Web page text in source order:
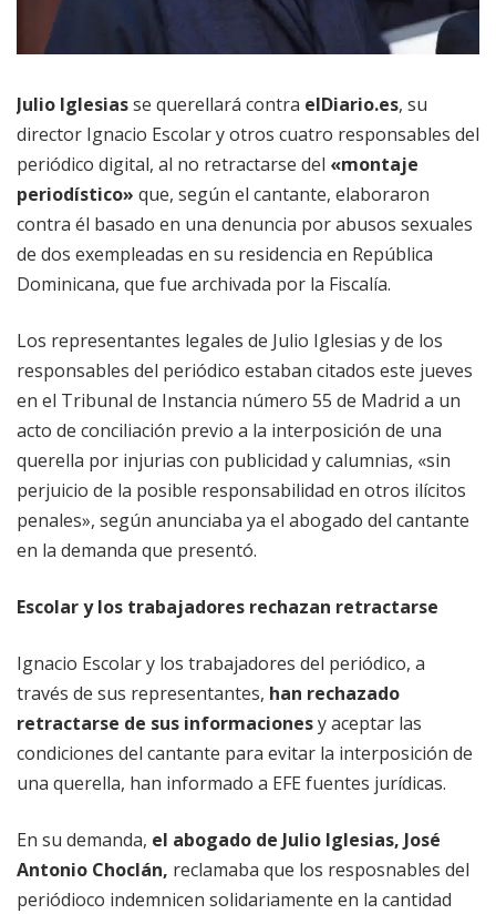
Julio Iglesiasse querellará contra elDiario.es, su
director Ignacio Escolar y otros cuatro responsables del
periódico digital, al no retractarse del «montaje
periodístico» que, según el cantante, elaboraron
contra él basado en una denuncia por abusos sexuales
de dos exempleadas en su residencia en República
Dominicana, que fue archivada por la Fiscalía.
Los representantes legales de Julio Iglesias y de los
responsables del periódico estaban citados este jueves
en el Tribunal de Instancia número 55 de Madrid a un
acto de conciliación previo a la interposición de una
querella por injurias con publicidad y calumnias, «sin
perjuicio de la posible responsabilidad en otros ilícitos
penales», según anunciaba ya el abogado del cantante
en la demanda que presentó.
Escolar y los trabajadores rechazan retractarse
Ignacio Escolar y los trabajadores del periódico, a
través de sus representantes, han rechazado
retractarse de sus informacionesy aceptar las
condiciones del cantante para evitar la interposición de
una querella, han informado a EFE fuentes jurídicas.
En su demanda, el abogado de Julio Iglesias, José
Antonio Choclán, reclamaba que los resposnables del
periódioco indemnicen solidariamente en la cantidad